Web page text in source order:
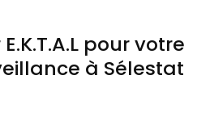
pour votre
à Sélestat